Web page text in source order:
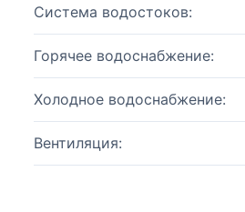
Система водостоков:
Горячее водоснабжение:
Холодное водоснабжение:
Вентиляция: